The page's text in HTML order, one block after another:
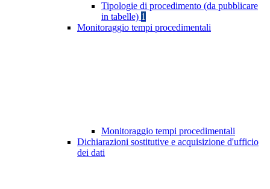
Tipologie di procedimento (da pubblicare
in tabelle) 1
Monitoraggio tempi procedimentali
Monitoraggio tempi procedimentali
Dichiarazioni sostitutive e acquisizione d'ufficio
dei dati